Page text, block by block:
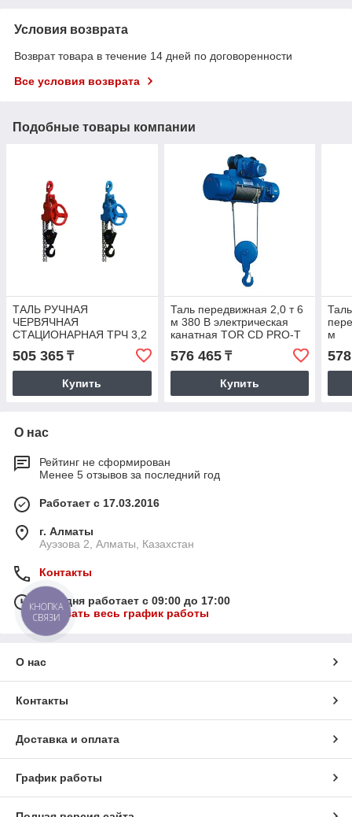
Условия возврата
Возврат товара в течение 14 дней по договоренности
Все условия возврата
Подобные товары компании
ТАЛЬ РУЧНАЯ
ЧЕРВЯЧНАЯ
СТАЦИОНАРНАЯ ТРЧ 3,2
505 365 ₸
Купить
Таль передвижная 2,0 т 6
м 380 В электрическая
канатная TOR CD PRO-T
(усиленный двигатель и
редуктор)
576 465₸
Купить
м
О нас
Рейтинг не сформирован
Менее 5 отзывов за последний год
Работает с 17.03.2016
г. Алматы
Ауэзова 2, Алматы, Казахстан
Контакты
Сегодня работает с 09:00 до 17:00
Показать весь график работы
О нас
Контакты
Доставка и оплата
График работы
КНОПКА
СВЯЗИ